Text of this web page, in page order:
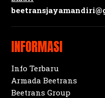
INFORMASI
Info Terbaru
Armada Beetrans
Beetrans Group